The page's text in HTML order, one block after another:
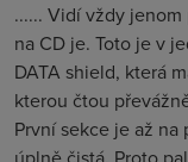
...... Vidí vždy
na CD je. Toto je v
DATA shield, která
kterou čtou
První sekce je až na